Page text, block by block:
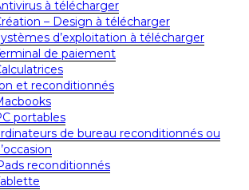
à télécharger
– Design à télécharger
d’exploitation à télécharger
de paiement
et reconditionnés
portables
de bureau reconditionnés ou
reconditionnés